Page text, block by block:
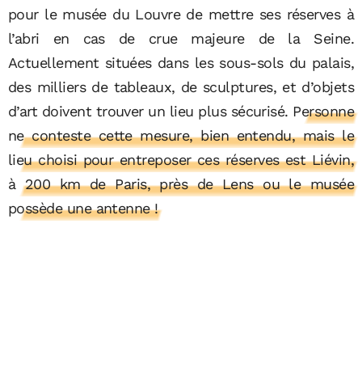
pour le musée du Louvre de mettre ses réserves à
l’abri en cas de crue majeure de la Seine.
Actuellement situées dans les sous-sols du palais,
des milliers de tableaux, de sculptures, et d’objets
d’art doivent trouver un lieu plus sécurisé. Personne
ne conteste cette mesure, bien entendu, mais le
lieu choisi pour entreposer ces réserves est Liévin,
à 200 km de Paris, près de Lens ou le musée
possède une antenne !